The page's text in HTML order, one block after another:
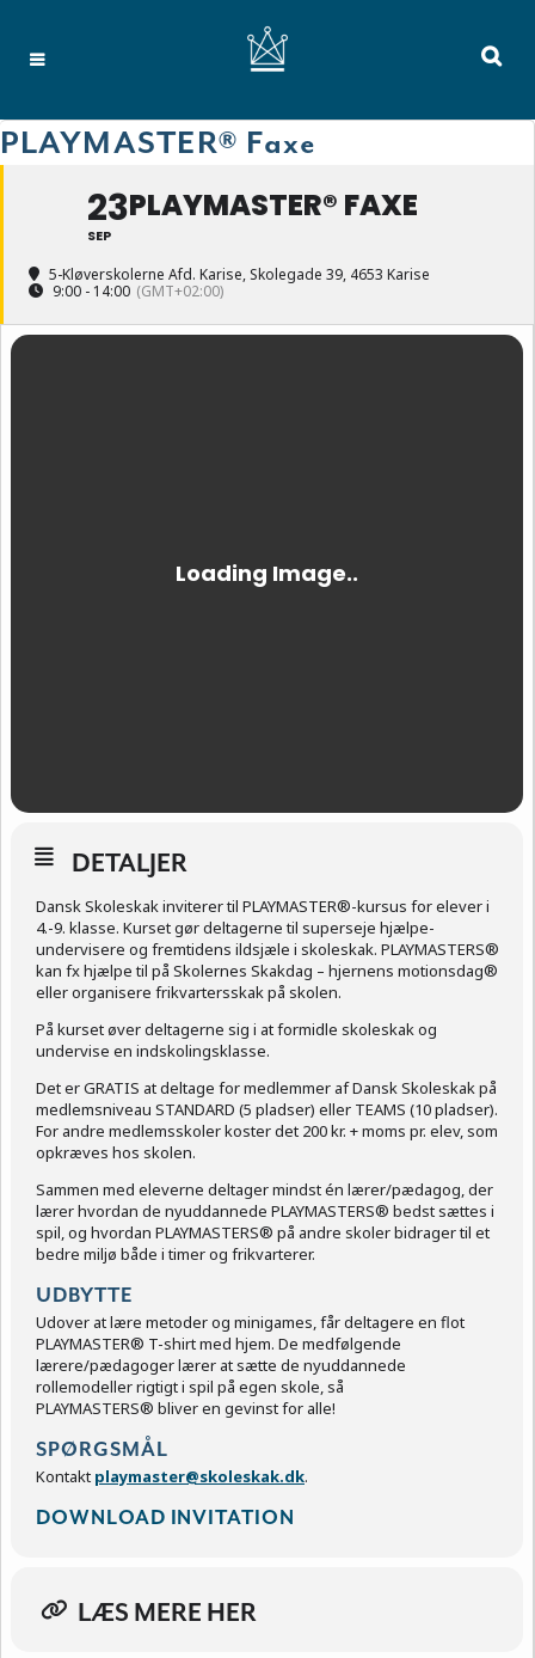
PLAYMASTER® Faxe
23
SEP
PLAYMASTER® FAXE
5-Kløverskolerne Afd. Karise, Skolegade 39, 4653 Karise
9:00 - 14:00 (GMT+02:00)
DETALJER
Dansk Skoleskak inviterer til PLAYMASTER®-kursus for elever i
4.-9. klasse. Kurset gør deltagerne til superseje hjælpe-
undervisere og fremtidens ildsjæle i skoleskak. PLAYMASTERS®
kan fx hjælpe til på Skolernes Skakdag – hjernens motionsdag®
eller organisere frikvartersskak på skolen.
På kurset øver deltagerne sig i at formidle skoleskak og
undervise en indskolingsklasse.
Det er GRATIS at deltage for medlemmer af Dansk Skoleskak på
medlemsniveau STANDARD (5 pladser) eller TEAMS (10 pladser).
For andre medlemsskoler koster det 200 kr. + moms pr. elev, som
opkræves hos skolen.
Sammen med eleverne deltager mindst én lærer/pædagog, der
lærer hvordan de nyuddannede PLAYMASTERS® bedst sættes i
spil, og hvordan PLAYMASTERS® på andre skoler bidrager til et
bedre miljø både i timer og frikvarterer.
UDBYTTE
Udover at lære metoder og minigames, får deltagere en flot
PLAYMASTER® T-shirt med hjem. De medfølgende
lærere/pædagoger lærer at sætte de nyuddannede
rollemodeller rigtigt i spil på egen skole, så
PLAYMASTERS® bliver en gevinst for alle!
SPØRGSMÅL
Kontakt playmaster@skoleskak.dk.
DOWNLOAD INVITATION
LÆS MERE HER